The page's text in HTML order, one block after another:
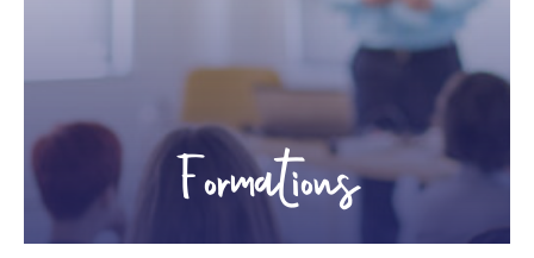
Formations